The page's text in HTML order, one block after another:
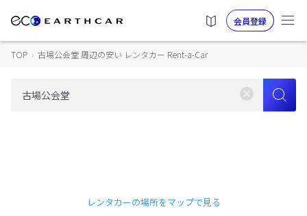
会員登録
TOP › 古場公会堂 周辺の安い レンタカー Rent-a-Car
レンタカーの場所をマップで見る